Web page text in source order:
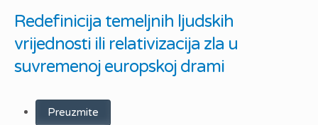
Redefinicija temeljnih ljudskih
vrijednosti ili relativizacija zla u
suvremenoj europskoj drami
Preuzmite